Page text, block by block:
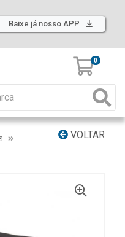
Baixe já nosso APP
0
VOLTAR